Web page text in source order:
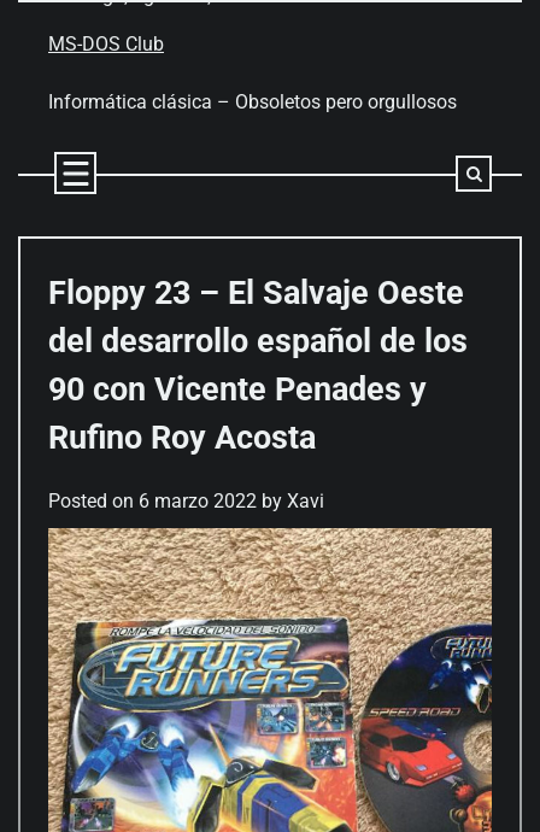
MS-DOS Club
Informática clásica – Obsoletos pero orgullosos
Floppy 23 – El Salvaje Oeste
del desarrollo español de los
90 con Vicente Penades y
Rufino Roy Acosta
Posted on 6 marzo 2022 by Xavi